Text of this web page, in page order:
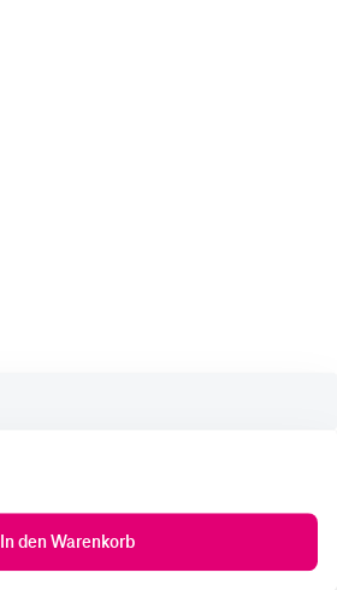
In den Warenkorb